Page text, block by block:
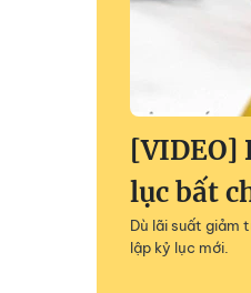
[VIDEO]
lục bất
Dù lãi suất giảm
lập kỷ lục mới.